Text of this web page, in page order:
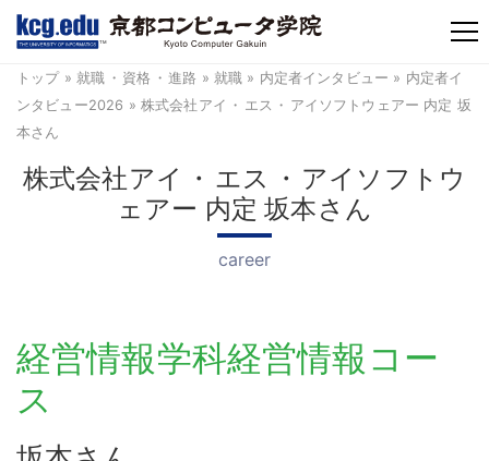
TM
トップ» 就職 ・ 資格 ・ 進路 » 就職 » 内定者インタビュー » 内定者イ
ンタビュー2026 » 株式会社アイ ・ エス ・ アイソフトウェアー 内定 坂
本さん
株式会社アイ ・ エス ・ アイソフトウ
ェアー 内定 坂本さん
career
経営情報学科経営情報コー
ス